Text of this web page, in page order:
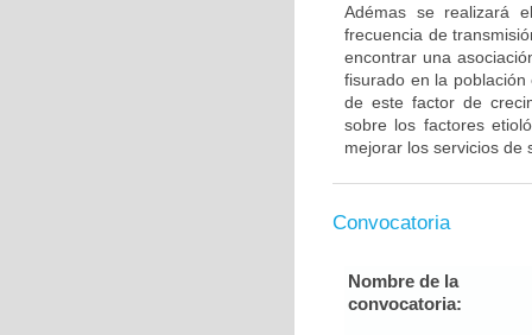
Adémas se realizará
frecuencia de
encontrar una
fisurado en la
de este factor de
sobre los factores
mejorar los servicios de
Convocatoria
Nombre de la
convocatoria: